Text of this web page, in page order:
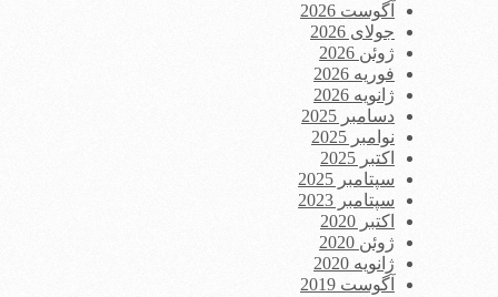
آگوست 2026
جولای 2026
ژوئن 2026
فوریه 2026
ژانویه 2026
دسامبر 2025
نوامبر 2025
اکتبر 2025
سپتامبر 2025
سپتامبر 2023
اکتبر 2020
ژوئن 2020
ژانویه 2020
آگوست 2019